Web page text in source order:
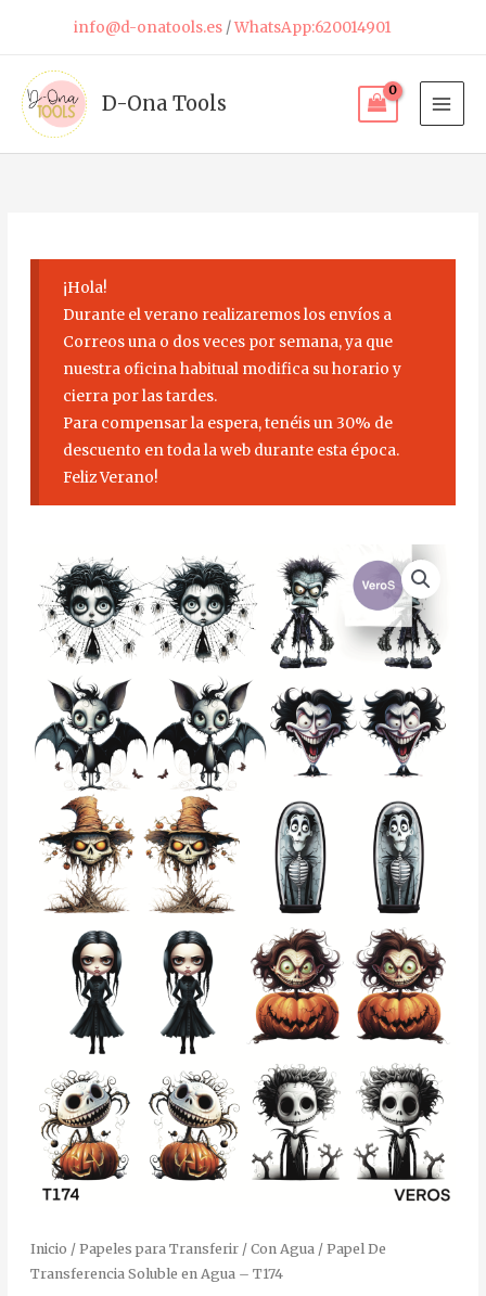
contenido
info@d-onatools.es/WhatsApp:620014901
D-Ona Tools
¡Hola!
Durante el verano realizaremos los envíos a
Correos una o dos veces por semana, ya que
nuestra oficina habitual modifica su horario y
cierra por las tardes.
Para compensar la espera, tenéis un 30% de
descuento en toda la web durante esta época.
Feliz Verano!
Inicio / Papeles para Transferir/ Con Agua/ Papel De
Transferencia Soluble en Agua – T174
De
Transferencia
Soluble
Agua
T174
cantidad